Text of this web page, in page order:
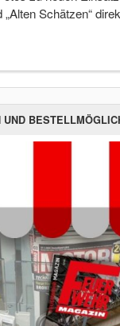
Schätzen“